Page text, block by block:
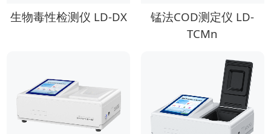
生物毒性检测仪 LD-DX
锰法COD测定仪 LD-
TCMn